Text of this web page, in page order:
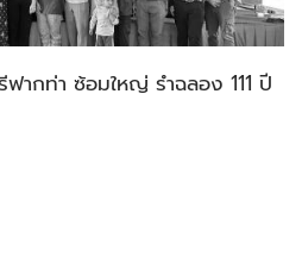
ากท่า ซ้อมใหญ่ รำฉลอง 111 ปี